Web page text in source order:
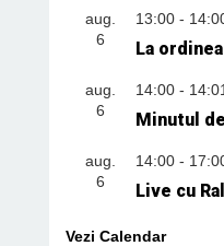
aug.
6
13:00-
La
aug.
6
14:00- 14:01
Minutul
aug.
6
14:00-
Live cu
Vezi Calendar